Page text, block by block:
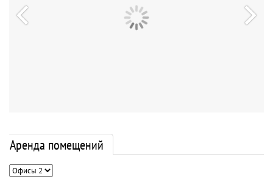
Аренда помещений